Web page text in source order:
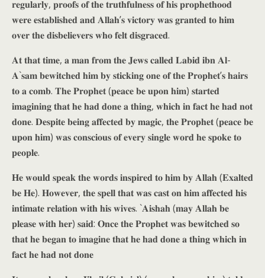
𝐫𝐞𝐠𝐮𝐥𝐚𝐫𝐥𝐲, 𝐩𝐫𝐨𝐨𝐟𝐬 𝐨𝐟 𝐭𝐡𝐞 𝐭𝐫𝐮𝐭𝐡𝐟𝐮𝐥𝐧𝐞𝐬𝐬 𝐨𝐟 𝐡𝐢𝐬 𝐩𝐫𝐨𝐩𝐡𝐞𝐭𝐡𝐨𝐨𝐝
𝐰𝐞𝐫𝐞 𝐞𝐬𝐭𝐚𝐛𝐥𝐢𝐬𝐡𝐞𝐝 𝐚𝐧𝐝 𝐀𝐥𝐥𝐚𝐡’𝐬 𝐯𝐢𝐜𝐭𝐨𝐫𝐲 𝐰𝐚𝐬 𝐠𝐫𝐚𝐧𝐭𝐞𝐝 𝐭𝐨 𝐡𝐢𝐦
𝐨𝐯𝐞𝐫 𝐭𝐡𝐞 𝐝𝐢𝐬𝐛𝐞𝐥𝐢𝐞𝐯𝐞𝐫𝐬 𝐰𝐡𝐨 𝐟𝐞𝐥𝐭 𝐝𝐢𝐬𝐠𝐫𝐚𝐜𝐞𝐝.
𝐀𝐭 𝐭𝐡𝐚𝐭 𝐭𝐢𝐦𝐞, 𝐚 𝐦𝐚𝐧 𝐟𝐫𝐨𝐦 𝐭𝐡𝐞 𝐉𝐞𝐰𝐬 𝐜𝐚𝐥𝐥𝐞𝐝 𝐋𝐚𝐛𝐢𝐝 𝐢𝐛𝐧 𝐀𝐥-
𝐀`𝐬𝐚𝐦 𝐛𝐞𝐰𝐢𝐭𝐜𝐡𝐞𝐝 𝐡𝐢𝐦 𝐛𝐲 𝐬𝐭𝐢𝐜𝐤𝐢𝐧𝐠 𝐨𝐧𝐞 𝐨𝐟 𝐭𝐡𝐞 𝐏𝐫𝐨𝐩𝐡𝐞𝐭’𝐬 𝐡𝐚𝐢𝐫𝐬
𝐭𝐨 𝐚 𝐜𝐨𝐦𝐛. 𝐓𝐡𝐞 𝐏𝐫𝐨𝐩𝐡𝐞𝐭 (𝐩𝐞𝐚𝐜𝐞 𝐛𝐞 𝐮𝐩𝐨𝐧 𝐡𝐢𝐦) 𝐬𝐭𝐚𝐫𝐭𝐞𝐝
𝐢𝐦𝐚𝐠𝐢𝐧𝐢𝐧𝐠 𝐭𝐡𝐚𝐭 𝐡𝐞 𝐡𝐚𝐝 𝐝𝐨𝐧𝐞 𝐚 𝐭𝐡𝐢𝐧𝐠, 𝐰𝐡𝐢𝐜𝐡 𝐢𝐧 𝐟𝐚𝐜𝐭 𝐡𝐞 𝐡𝐚𝐝 𝐧𝐨𝐭
𝐝𝐨𝐧𝐞. 𝐃𝐞𝐬𝐩𝐢𝐭𝐞 𝐛𝐞𝐢𝐧𝐠 𝐚𝐟𝐟𝐞𝐜𝐭𝐞𝐝 𝐛𝐲 𝐦𝐚𝐠𝐢𝐜, 𝐭𝐡𝐞 𝐏𝐫𝐨𝐩𝐡𝐞𝐭 (𝐩𝐞𝐚𝐜𝐞 𝐛𝐞
𝐮𝐩𝐨𝐧 𝐡𝐢𝐦) 𝐰𝐚𝐬 𝐜𝐨𝐧𝐬𝐜𝐢𝐨𝐮𝐬 𝐨𝐟 𝐞𝐯𝐞𝐫𝐲 𝐬𝐢𝐧𝐠𝐥𝐞 𝐰𝐨𝐫𝐝 𝐡𝐞 𝐬𝐩𝐨𝐤𝐞 𝐭𝐨
𝐩𝐞𝐨𝐩𝐥𝐞.
𝐇𝐞 𝐰𝐨𝐮𝐥𝐝 𝐬𝐩𝐞𝐚𝐤 𝐭𝐡𝐞 𝐰𝐨𝐫𝐝𝐬 𝐢𝐧𝐬𝐩𝐢𝐫𝐞𝐝 𝐭𝐨 𝐡𝐢𝐦 𝐛𝐲 𝐀𝐥𝐥𝐚𝐡 (𝐄𝐱𝐚𝐥𝐭𝐞𝐝
𝐛𝐞 𝐇𝐞). 𝐇𝐨𝐰𝐞𝐯𝐞𝐫, 𝐭𝐡𝐞 𝐬𝐩𝐞𝐥𝐥 𝐭𝐡𝐚𝐭 𝐰𝐚𝐬 𝐜𝐚𝐬𝐭 𝐨𝐧 𝐡𝐢𝐦 𝐚𝐟𝐟𝐞𝐜𝐭𝐞𝐝 𝐡𝐢𝐬
𝐢𝐧𝐭𝐢𝐦𝐚𝐭𝐞 𝐫𝐞𝐥𝐚𝐭𝐢𝐨𝐧 𝐰𝐢𝐭𝐡 𝐡𝐢𝐬 𝐰𝐢𝐯𝐞𝐬. `𝐀𝐢𝐬𝐡𝐚𝐡 (𝐦𝐚𝐲 𝐀𝐥𝐥𝐚𝐡 𝐛𝐞
𝐩𝐥𝐞𝐚𝐬𝐞 𝐰𝐢𝐭𝐡 𝐡𝐞𝐫) 𝐬𝐚𝐢𝐝: 𝐎𝐧𝐜𝐞 𝐭𝐡𝐞 𝐏𝐫𝐨𝐩𝐡𝐞𝐭 𝐰𝐚𝐬 𝐛𝐞𝐰𝐢𝐭𝐜𝐡𝐞𝐝 𝐬𝐨
𝐭𝐡𝐚𝐭 𝐡𝐞 𝐛𝐞𝐠𝐚𝐧 𝐭𝐨 𝐢𝐦𝐚𝐠𝐢𝐧𝐞 𝐭𝐡𝐚𝐭 𝐡𝐞 𝐡𝐚𝐝 𝐝𝐨𝐧𝐞 𝐚 𝐭𝐡𝐢𝐧𝐠 𝐰𝐡𝐢𝐜𝐡 𝐢𝐧
𝐟𝐚𝐜𝐭 𝐡𝐞 𝐡𝐚𝐝 𝐧𝐨𝐭 𝐝𝐨𝐧𝐞